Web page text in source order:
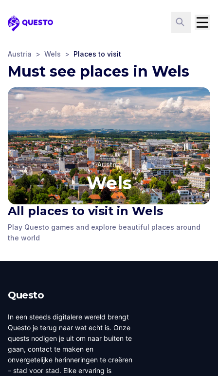
Questo
Austria > Wels > Places to visit
Must see places in Wels
Austria
Wels
All places to visit in Wels
Play Questo games and explore beautiful places around
the world
Pollheimer Park
Wels,Austria
Schloss Pollheim
Bahnhofsvorplatz
Questo
In een steeds digitalere wereld brengt
Questo je terug naar wat echt is. Onze
quests nodigen je uit om naar buiten te
gaan, contact te maken en
onvergetelijke herinneringen te creëren
– stad voor stad. Elke ervaring is